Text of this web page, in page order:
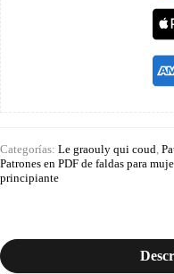
Categorías: Le graouly qui coud
Patrones en PDF de faldas para
principiante